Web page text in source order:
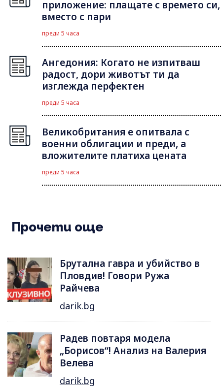
приложение: плащате с времето си,
вместо с пари
преди 5 часа
Ангедония: Когато не изпитваш
радост, дори животът ти да
изглежда перфектен
преди 5 часа
Великобритания е опитвала с
военни облигации и преди, а
вложителите платиха цената
преди 5 часа
Прочети още
Брутална гавра и убийство в
Пловдив! Говори Ружа
Райчева
darik.bg
Радев повтаря модела
„Борисов“! Анализ на Валерия
Велева
darik.bg